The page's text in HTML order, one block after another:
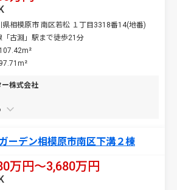
県相模原市 南区若松 １丁目3318番14(地番)
「古淵」駅まで徒歩21分
107.42m²
97.71m²
ー株式会社
ーデン相模原市南区下溝２棟
万円〜3,680万円